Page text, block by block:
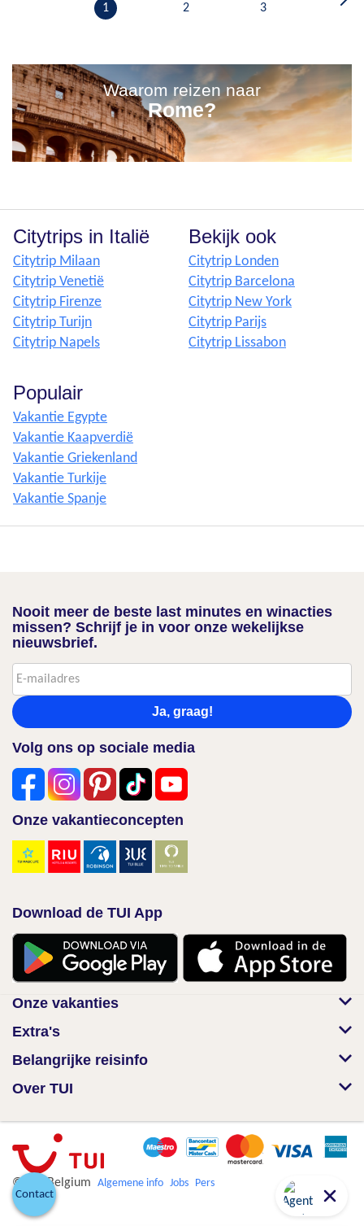
1 2 3
Waarom reizen naar
Rome?
Citytrips in Italië
Citytrip Milaan
Citytrip Venetië
Citytrip Firenze
Citytrip Turijn
Citytrip Napels
Bekijk ook
Citytrip Londen
Citytrip Barcelona
Citytrip New York
Citytrip Parijs
Citytrip Lissabon
Populair
Vakantie Egypte
Vakantie Kaapverdië
Vakantie Griekenland
Vakantie Turkije
Vakantie Spanje
Nooit meer de beste last minutes en winacties
missen? Schrijf je in voor onze wekelijkse
nieuwsbrief.
Ja, graag!
Volg ons op sociale media
Onze vakantieconcepten
Download de TUI App
Onze vakanties
Extra's
Belangrijke reisinfo
Over TUI
© TUI Belgium Algemene info Jobs Pers
Contact